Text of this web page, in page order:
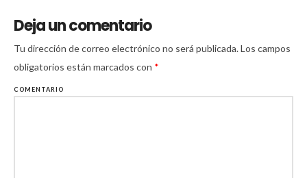
Deja un comentario
Tu dirección de correo electrónico no será publicada.Los campos
obligatorios están marcados con *
COMENTARIO